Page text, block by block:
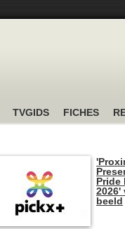
TVGIDS FICHES
Pride
2026'
beeld